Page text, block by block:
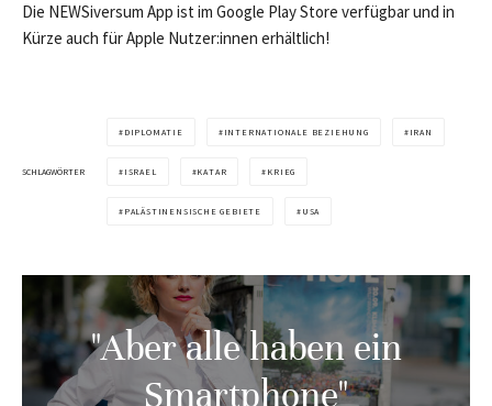
Die NEWSiversum App ist im Google Play Store verfügbar und in
Kürze auch für Apple Nutzer:innen erhältlich!
SCHLAGWÖRTER
DIPLOMATIE INTERNATIONALE BEZIEHUNG IRAN
ISRAEL KATAR KRIEG
PALÄSTINENSISCHE GEBIETE USA
"Aber alle haben ein
Smartphone"